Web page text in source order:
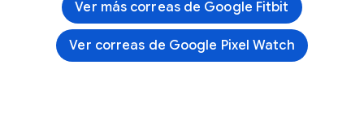
Ver más correas de Google Fitbit
Ver correas de Google Pixel Watch